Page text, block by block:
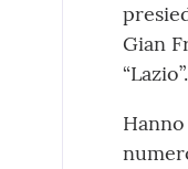
Gian
“Lazio”.